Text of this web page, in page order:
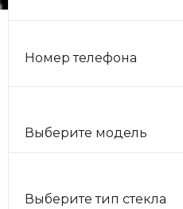
Номер телефона
Выберите модель
Выберите тип стекла